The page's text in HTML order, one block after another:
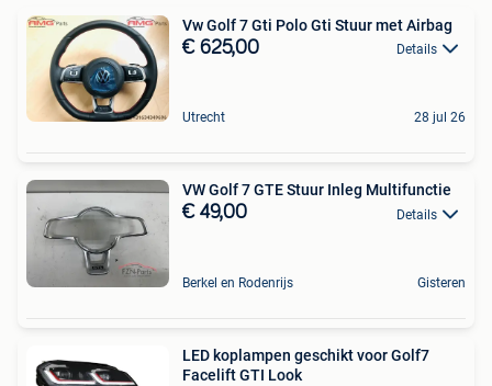
Vw Golf 7 Gti Polo Gti Stuur met Airbag
€ 625,00 Details
Utrecht 28 jul 26
VW Golf 7 GTE Stuur Inleg Multifunctie
€ 49,00 Details
Berkel en Rodenrijs Gisteren
LED koplampen geschikt voor Golf7
Facelift GTI Look